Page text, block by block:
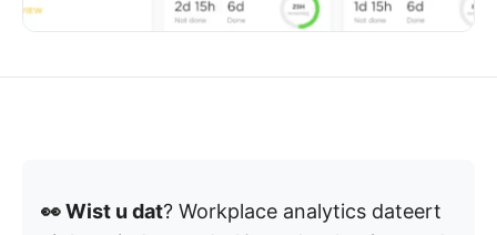
👀 Wist u dat? Workplace analytics dateert